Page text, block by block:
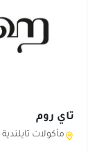
تاي روم
مأكولات تايلندية